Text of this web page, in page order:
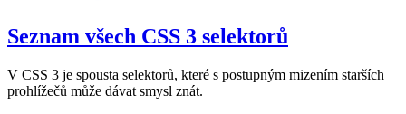
Seznam všech CSS 3 selektorů
V CSS 3 je spousta selektorů, které s postupným mizením starších
prohlížečů může dávat smysl znát.